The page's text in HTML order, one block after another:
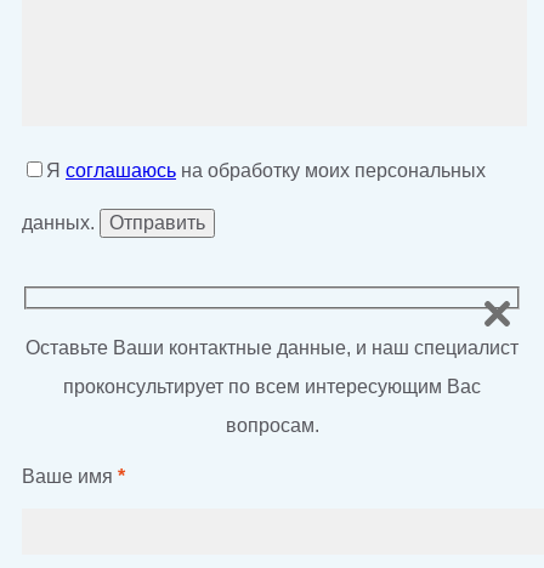
Я соглашаюсь на обработку моих персональных
данных.
Оставьте Ваши контактные данные, и наш специалист
проконсультирует по всем интересующим Вас
вопросам.
Ваше имя *